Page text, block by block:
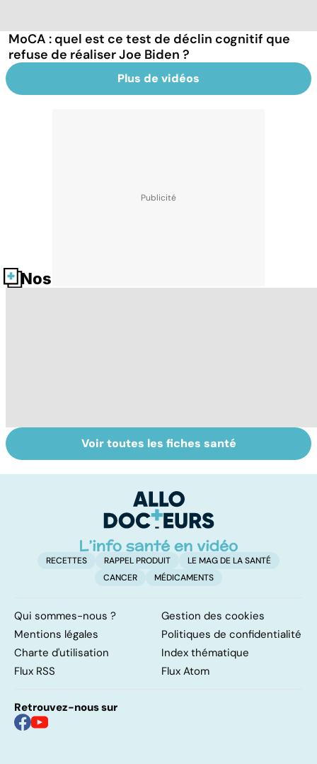
MoCA : quel est ce test de déclin cognitif que
refuse de réaliser Joe Biden ?
Plus de vidéos
Nos fiches santé
Le café : une
mine d'or pour
Les aidants
familiaux aussi
Voir toutes les fiches santé
RECETTES RAPPEL PRODUIT
LE MAG DE LA SANTÉ
CANCER
MÉDICAMENTS
Qui sommes-nous ?
Gestion des cookies
Mentions légales
Politiques de confidentialité
Charte d'utilisation
Index thématique
Flux RSS
Flux Atom
Retrouvez-nous sur